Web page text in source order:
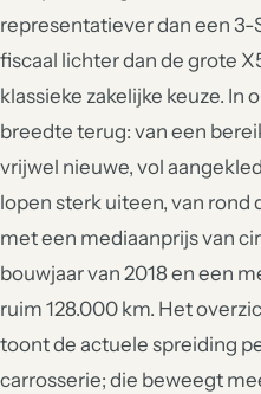
representatiever dan een 3-
fiscaal lichter dan de grote
klassieke zakelijke keuze. In
breedte terug: van een
vrijwel nieuwe, vol
lopen sterk uiteen, van rond
met een mediaanprijs van
bouwjaar van 2018 en een
ruim 128.000 km. Het
toont de actuele spreiding
carrosserie; die beweegt